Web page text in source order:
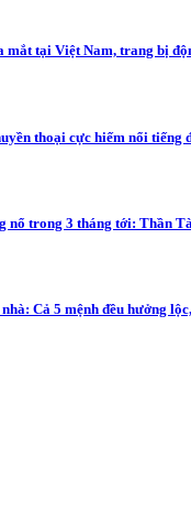
mắt tại Việt Nam, trang bị
thoại cực hiếm nổi tiếng
nổ trong 3 tháng tới: Thần
Cả 5 mệnh đều hưởng